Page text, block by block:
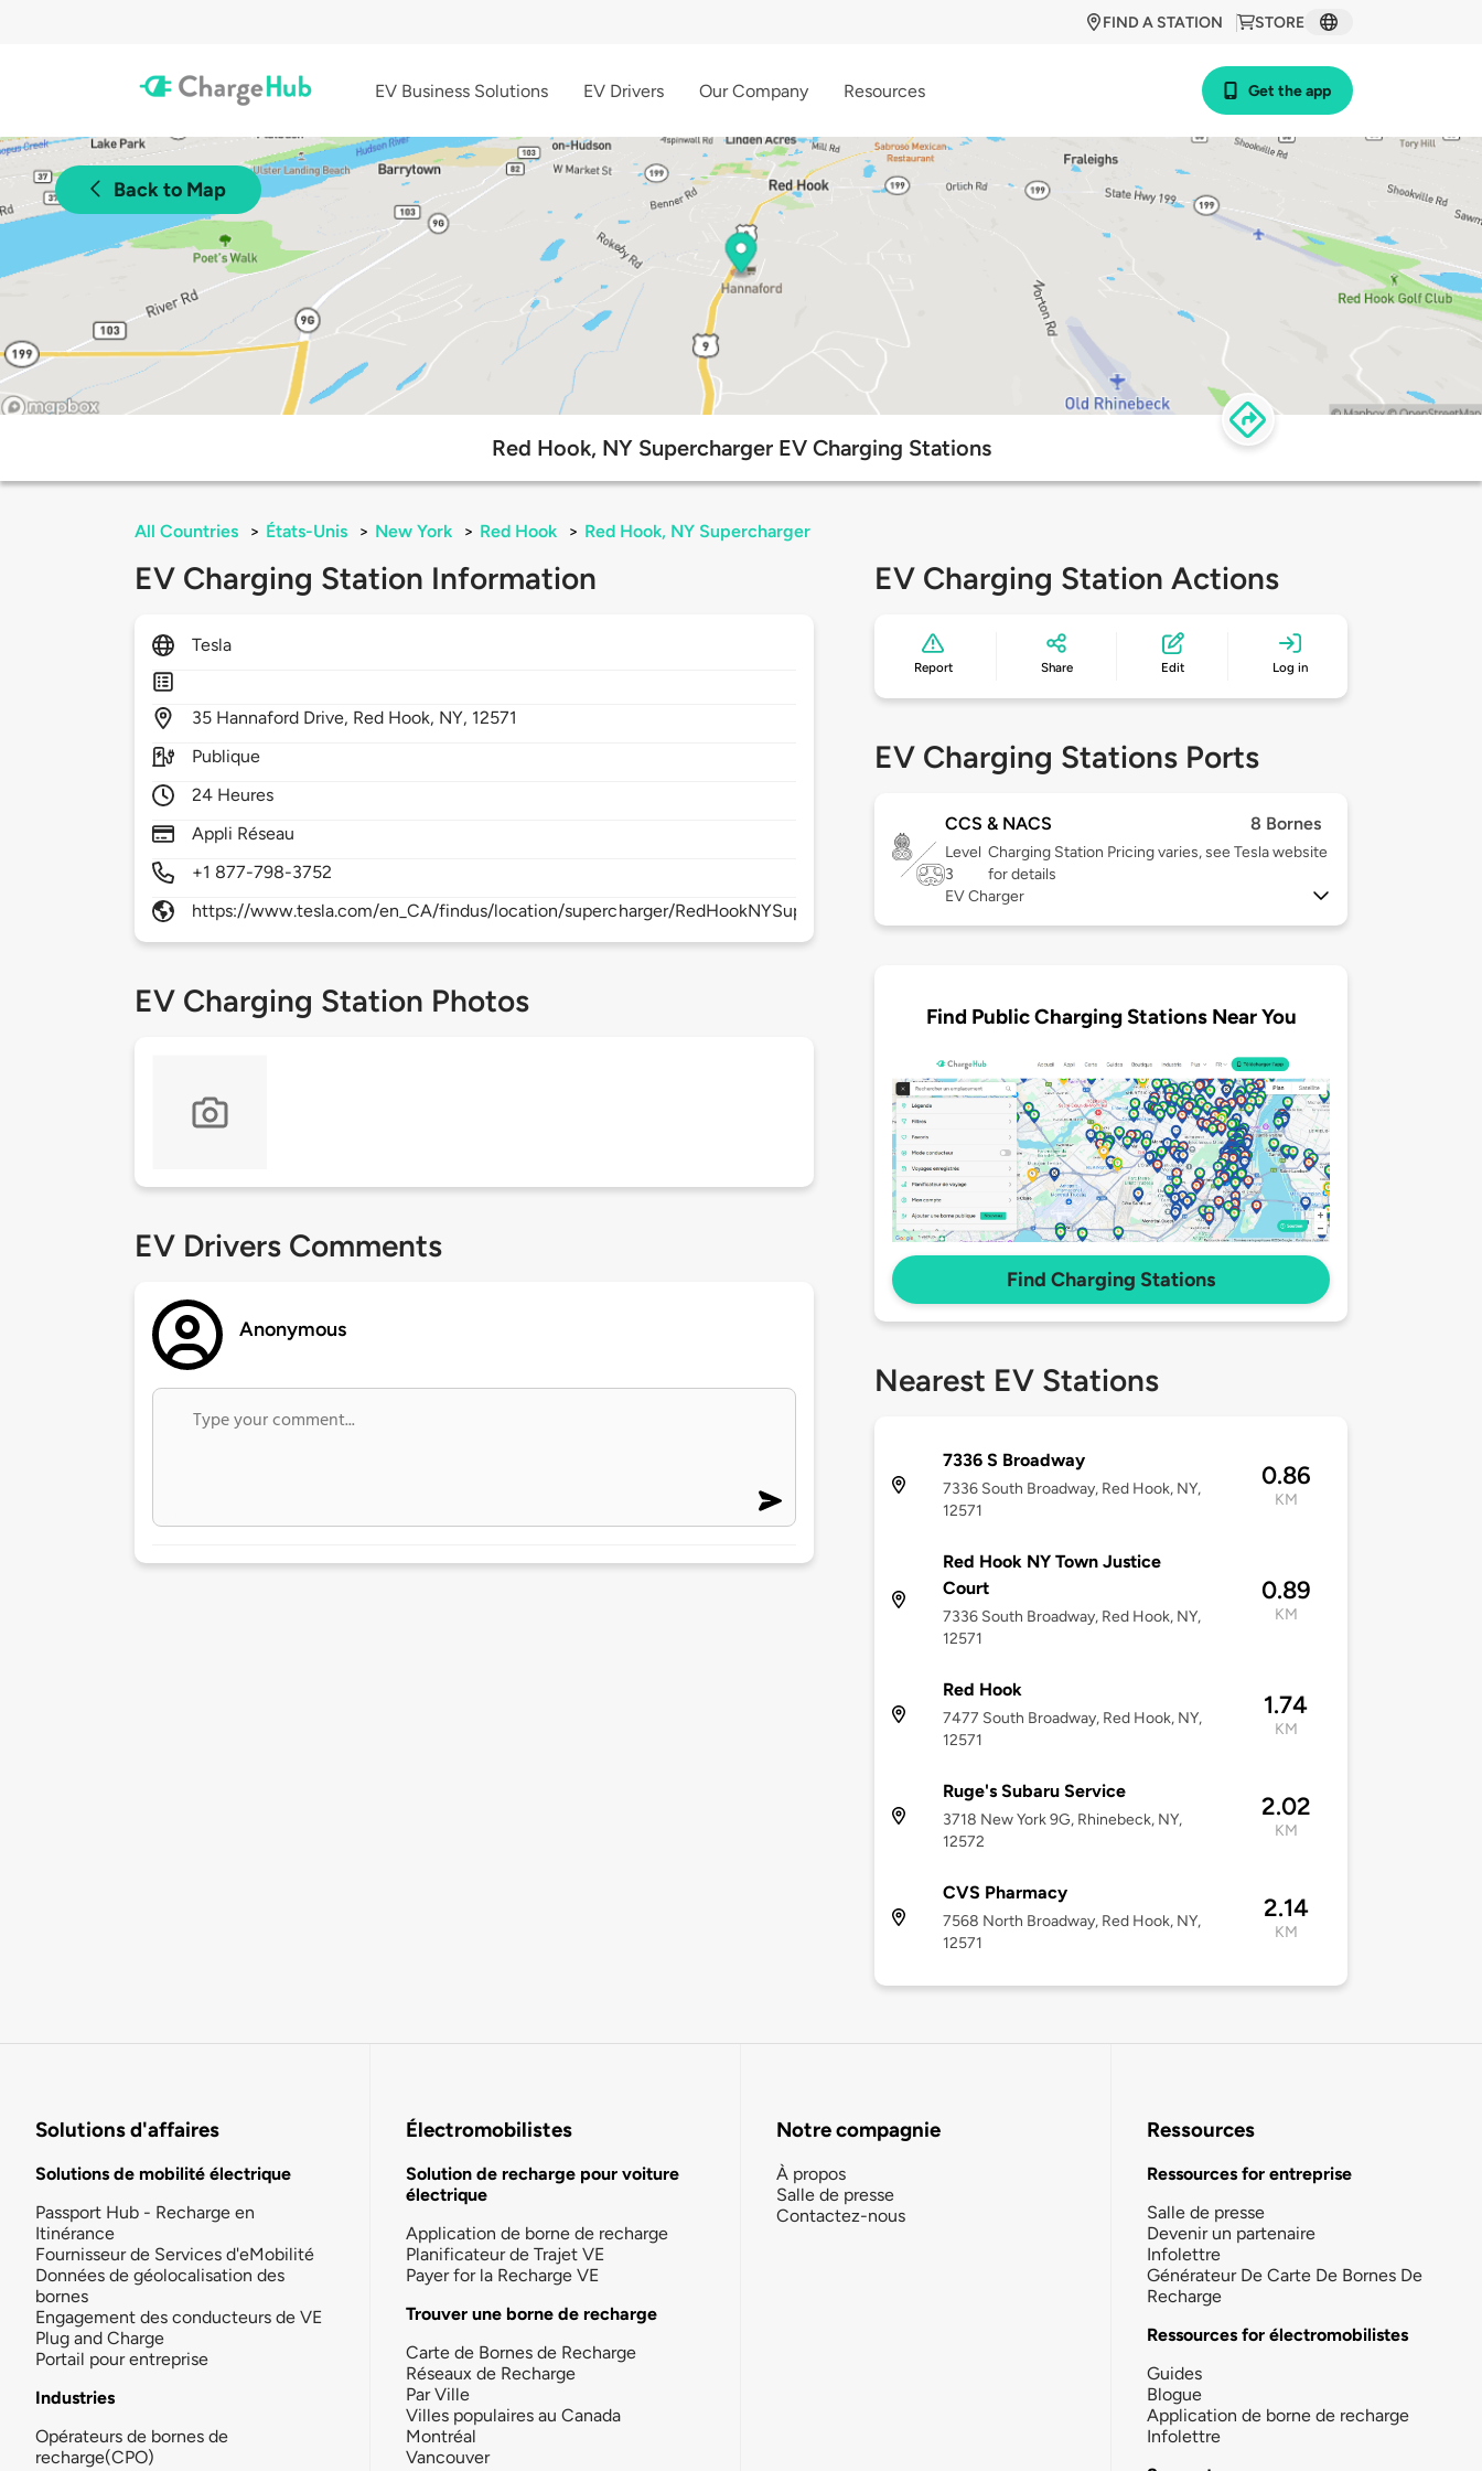
STORE
FIND A STATION
EV Business Solutions EV Drivers Our Company Resources Get the app
Back to Map
Red Hook, NY Supercharger EV Charging Stations
All Countries > États-Unis > New York > Red Hook > Red Hook, NY Supercharger
EV Charging Station Information
Tesla
35 Hannaford Drive, Red Hook, NY, 12571
Publique
24 Heures
Appli Réseau
+1 877-798-3752
https://www.tesla.com/en_CA/findus/location/supercharger/RedHookNYSupercharger
EV Charging Station Photos
EV Drivers Comments
Anonymous
EV Charging Station Actions
Report Share Edit Log in
EV Charging Stations Ports
CCS & NACS 8 Bornes
Level
3
Charging Station Pricing varies, see Tesla website
for details
EV Charger
Find Public Charging Stations Near You
Find Charging Stations
Nearest EV Stations
7336 S Broadway
7336 South Broadway, Red Hook, NY,
12571
0.86
KM
Red Hook NY Town Justice
Court
7336 South Broadway, Red Hook, NY,
12571
0.89
KM
Red Hook
7477 South Broadway, Red Hook, NY,
12571
1.74
KM
Ruge's Subaru Service
3718 New York 9G, Rhinebeck, NY,
12572
2.02
KM
CVS Pharmacy
7568 North Broadway, Red Hook, NY,
12571
2.14
KM
Solutions d'affaires
Solutions de mobilité électrique
Passport Hub - Recharge en
Itinérance
Fournisseur de Services d'eMobilité
Données de géolocalisation des
bornes
Engagement des conducteurs de VE
Plug and Charge
Portail pour entreprise
Industries
Opérateurs de bornes de
recharge(CPO)
Électromobilistes
Solution de recharge pour voiture
électrique
Application de borne de recharge
Planificateur de Trajet VE
Payer for la Recharge VE
Trouver une borne de recharge
Carte de Bornes de Recharge
Réseaux de Recharge
Par Ville
Villes populaires au Canada
Montréal
Vancouver
Notre compagnie
À propos
Salle de presse
Contactez-nous
Ressources
Ressources for entreprise
Salle de presse
Devenir un partenaire
Infolettre
Générateur De Carte De Bornes De
Recharge
Ressources for électromobilistes
Guides
Blogue
Application de borne de recharge
Infolettre